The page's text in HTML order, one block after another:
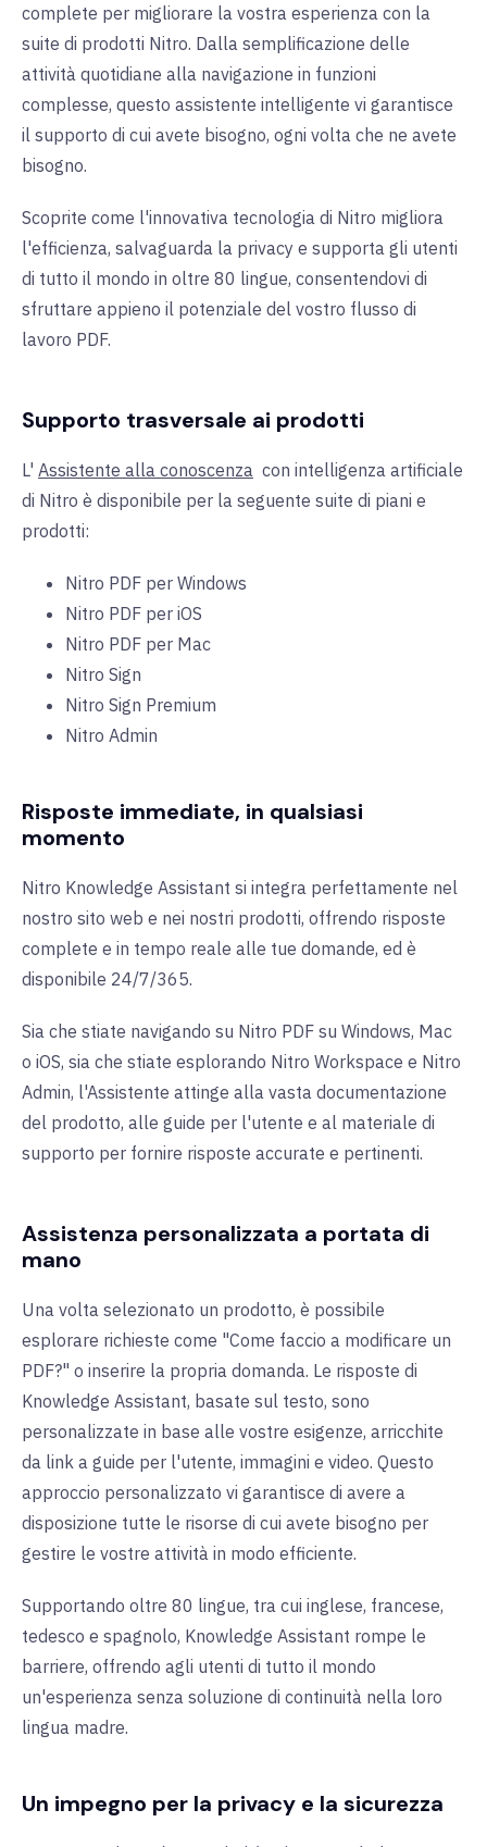
complete per migliorare la vostra esperienza con la
suite di prodotti Nitro. Dalla semplificazione delle
attività quotidiane alla navigazione in funzioni
complesse, questo assistente intelligente vi garantisce
il supporto di cui avete bisogno, ogni volta che ne avete
bisogno.
Scoprite come l'innovativa tecnologia di Nitro migliora
l'efficienza, salvaguarda la privacy e supporta gli utenti
di tutto il mondo in oltre 80 lingue, consentendovi di
sfruttare appieno il potenziale del vostro flusso di
lavoro PDF.
Supporto trasversale ai prodotti
L' Assistente alla conoscenza con intelligenza artificiale
di Nitro è disponibile per la seguente suite di piani e
prodotti:
Nitro PDF per Windows
Nitro PDF per iOS
Nitro PDF per Mac
Nitro Sign
Nitro Sign Premium
Nitro Admin
Risposte immediate, in qualsiasi
momento
Nitro Knowledge Assistant si integra perfettamente nel
nostro sito web e nei nostri prodotti, offrendo risposte
complete e in tempo reale alle tue domande, ed è
disponibile 24/7/365.
Sia che stiate navigando su Nitro PDF su Windows, Mac
o iOS, sia che stiate esplorando Nitro Workspace e Nitro
Admin, l'Assistente attinge alla vasta documentazione
del prodotto, alle guide per l'utente e al materiale di
supporto per fornire risposte accurate e pertinenti.
Assistenza personalizzata a portata di
mano
Una volta selezionato un prodotto, è possibile
esplorare richieste come "Come faccio a modificare un
PDF?" o inserire la propria domanda. Le risposte di
Knowledge Assistant, basate sul testo, sono
personalizzate in base alle vostre esigenze, arricchite
da link a guide per l'utente, immagini e video. Questo
approccio personalizzato vi garantisce di avere a
disposizione tutte le risorse di cui avete bisogno per
gestire le vostre attività in modo efficiente.
Supportando oltre 80 lingue, tra cui inglese, francese,
tedesco e spagnolo, Knowledge Assistant rompe le
barriere, offrendo agli utenti di tutto il mondo
un'esperienza senza soluzione di continuità nella loro
lingua madre.
Un impegno per la privacy e la sicurezza